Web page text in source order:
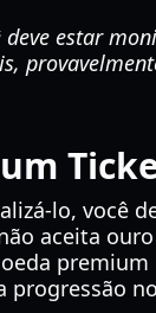
deve estar
lo, você
aceita
progressão